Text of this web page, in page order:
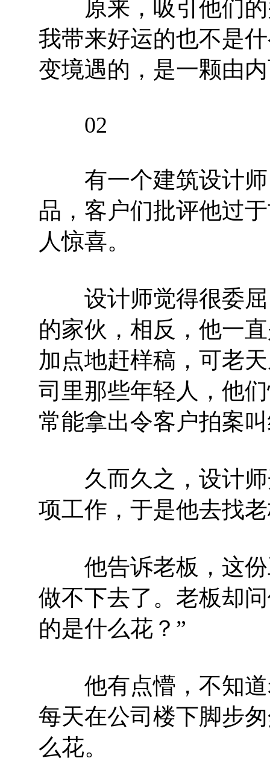
原来，吸引他们的
我带来好运的也不是
变境遇的，是一颗由
02
有一个建筑设计师
品，客户们批评他过
人惊喜。
设计师觉得很委屈
的家伙，相反，他一
加点地赶样稿，可老
司里那些年轻人，他
常能拿出令客户拍案
久而久之，设计师
项工作，于是他去找
他告诉老板，这份
做不下去了。老板却
的是什么花？”
他有点懵，不知道
每天在公司楼下脚步
么花。